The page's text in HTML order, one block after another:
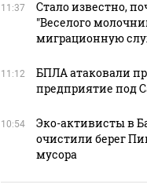
11:37
Стало известно,
"Веселого
миграционную
11:12
БПЛА атаковали
предприятие под
10:54
Эко-активисты в
очистили берег
мусора